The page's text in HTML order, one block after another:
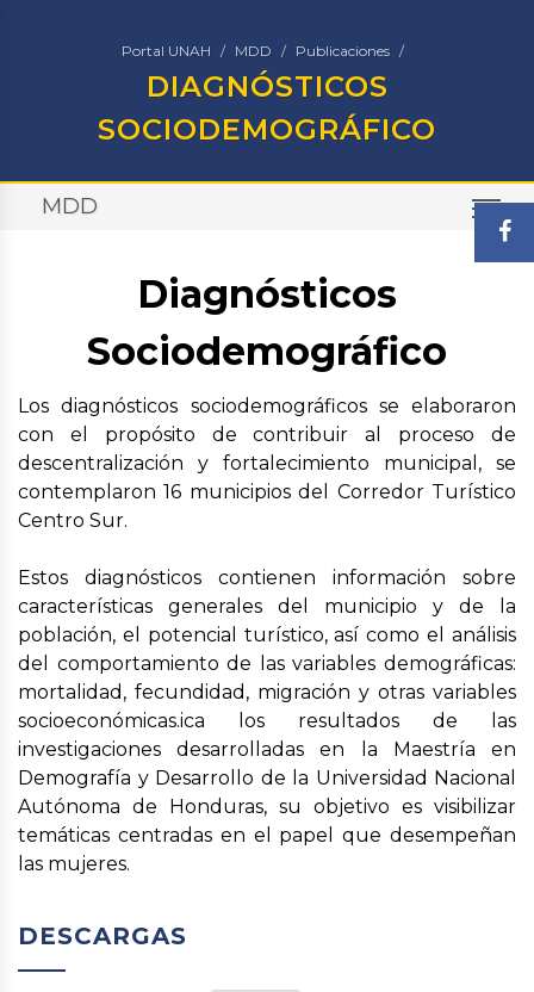
Portal UNAH MDD Publicaciones
DIAGNÓSTICOS
SOCIODEMOGRÁFICO
MDD
Diagnósticos
Sociodemográfico
Los diagnósticos sociodemográficos se elaboraron
con el propósito de contribuir al proceso de
descentralización y fortalecimiento municipal, se
contemplaron 16 municipios del Corredor Turístico
Centro Sur.
Estos diagnósticos contienen información sobre
características generales del municipio y de la
población, el potencial turístico, así como el análisis
del comportamiento de las variables demográficas:
mortalidad, fecundidad, migración y otras variables
socioeconómicas.ica los resultados de las
investigaciones desarrolladas en la Maestría en
Demografía y Desarrollo de la Universidad Nacional
Autónoma de Honduras, su objetivo es visibilizar
temáticas centradas en el papel que desempeñan
las mujeres.
DESCARGAS